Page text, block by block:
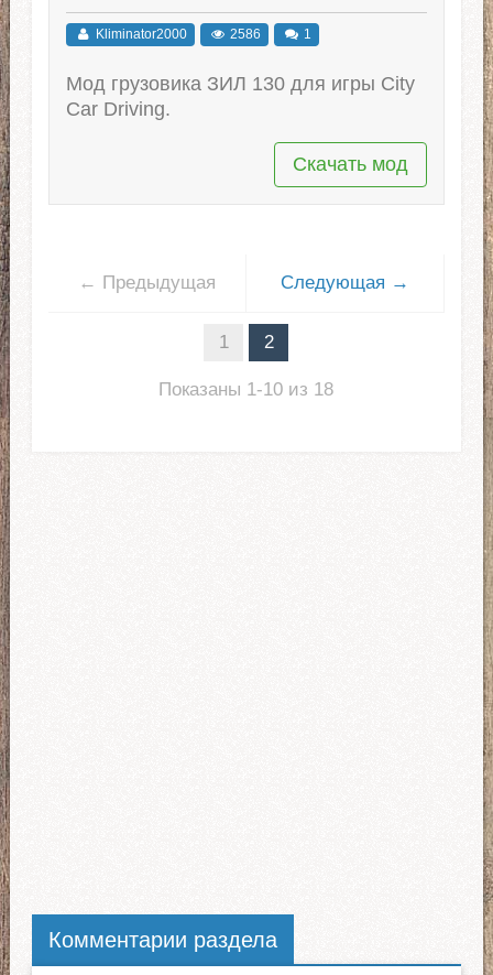
Kliminator2000 2586 1
Мод грузовика ЗИЛ 130 для игры City
Car Driving.
Скачать мод
← Предыдущая Следующая →
1 2
Показаны 1-10 из 18
Комментарии раздела